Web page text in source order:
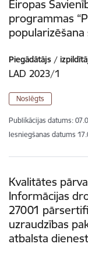
Eiropas
programmas
popularizēšana
Piegādātājs /
LAD 2023/1
Noslēgts
Publikācijas datums:
Iesniegšanas datums
Kvalitātes
Informācijas
27001
uzraudzības
atbalsta